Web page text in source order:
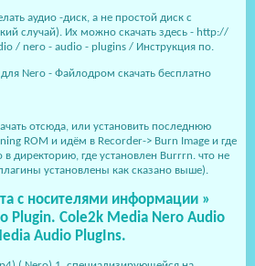
аудио -диск, а не простой диск с
случай). Их можно скачать здесь - http://
/ nero - audio - plugins / Инструкция по.
отсюда, или установить последнюю
ROM и идём в Recorder-> Burn Image и где
директорию, где установлен Burrrn. что не
установлены как сказано выше).
с носителями информации »
Plugin. Cole2k Media Nero Audio
Audio PlugIns.